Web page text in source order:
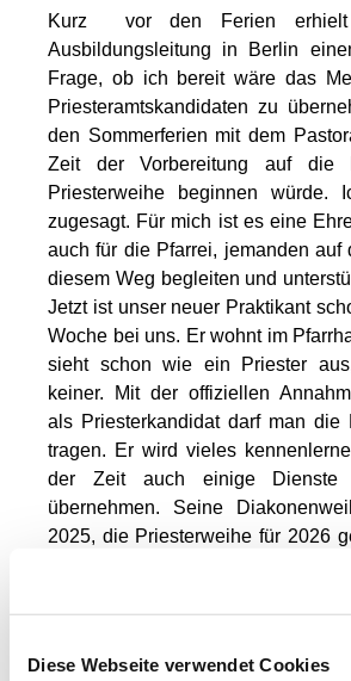
Diese Webseite verwendet Cookies
Kurz vor den Ferien
Ausbildungsleitung in Berlin
Frage, ob ich bereit wäre das
Priesteramtskandidaten zu
den Sommerferien mit dem
Zeit der Vorbereitung auf die
Priesterweihe beginnen würde.
zugesagt. Für mich ist es eine
auch für die Pfarrei, jemanden auf
diesem Weg begleiten und
Jetzt ist unser neuer Praktikant
Woche bei uns. Er wohnt im
sieht schon wie ein Priester
keiner. Mit der offiziellen
als Priesterkandidat darf man die
tragen. Er wird vieles
der Zeit auch einige Dienste
übernehmen. Seine
2025, die Priesterweihe für 2026
mich auf die gemeinsame Zeit.
nun selbst ein wenig vor. Herzlich
Ich bin 29 Jahre alt und komme